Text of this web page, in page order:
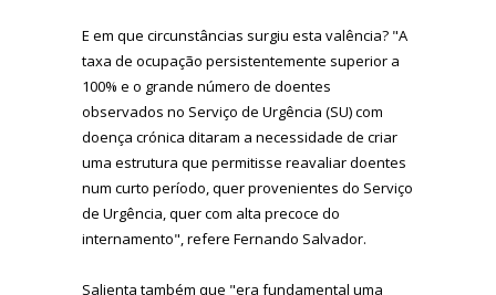
E em que circunstâncias surgiu esta valência? "A
taxa de ocupação persistentemente superior a
100% e o grande número de doentes
observados no Serviço de Urgência (SU) com
doença crónica ditaram a necessidade de criar
uma estrutura que permitisse reavaliar doentes
num curto período, quer provenientes do Serviço
de Urgência, quer com alta precoce do
internamento", refere Fernando Salvador.
Salienta também que "era fundamental uma